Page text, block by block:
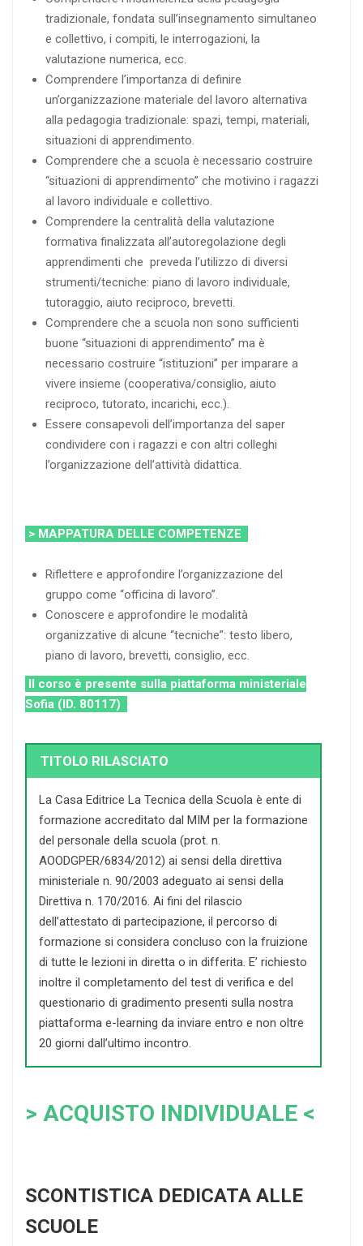
tradizionale, fondata sull’insegnamento simultaneo
e collettivo, i compiti, le interrogazioni, la
valutazione numerica, ecc.
Comprendere l’importanza di definire
un’organizzazione materiale del lavoro alternativa
alla pedagogia tradizionale: spazi, tempi, materiali,
situazioni di apprendimento.
Comprendere che a scuola è necessario costruire
“situazioni di apprendimento” che motivino i ragazzi
al lavoro individuale e collettivo.
Comprendere la centralità della valutazione
formativa finalizzata all’autoregolazione degli
apprendimenti che preveda l’utilizzo di diversi
strumenti/tecniche: piano di lavoro individuale,
tutoraggio, aiuto reciproco, brevetti.
Comprendere che a scuola non sono sufficienti
buone “situazioni di apprendimento” ma è
necessario costruire “istituzioni” per imparare a
vivere insieme (cooperativa/consiglio, aiuto
reciproco, tutorato, incarichi, ecc.).
Essere consapevoli dell’importanza del saper
condividere con i ragazzi e con altri colleghi
l’organizzazione dell’attività didattica.
> MAPPATURA DELLE COMPETENZE
Riflettere e approfondire l’organizzazione del
gruppo come “officina di lavoro”.
Conoscere e approfondire le modalità
organizzative di alcune “tecniche”: testo libero,
piano di lavoro, brevetti, consiglio, ecc.
Il corso è presente sulla piattaforma ministeriale
Sofia (ID. 80117)
TITOLO RILASCIATO
La Casa Editrice La Tecnica della Scuola è ente di
formazione accreditato dal MIM per la formazione
del personale della scuola (prot. n.
AOODGPER/6834/2012) ai sensi della direttiva
ministeriale n. 90/2003 adeguato ai sensi della
Direttiva n. 170/2016. Ai fini del rilascio
dell’attestato di partecipazione, il percorso di
formazione si considera concluso con la fruizione
di tutte le lezioni in diretta o in differita. E’ richiesto
inoltre il completamento del test di verifica e del
questionario di gradimento presenti sulla nostra
piattaforma e-learning da inviare entro e non oltre
20 giorni dall’ultimo incontro.
> ACQUISTO INDIVIDUALE <
SCONTISTICA DEDICATA ALLE
SCUOLE